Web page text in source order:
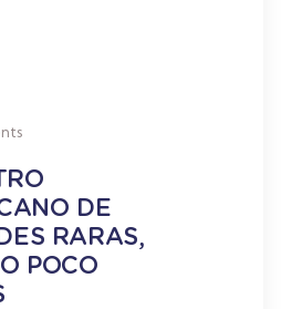
DE
RARAS,
POCO